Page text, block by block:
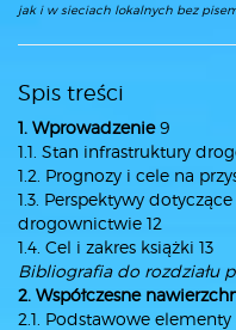
jak i w sieciach lokalnych bez
Spis treści
1. Wprowadzenie9
1.1. Stan infrastruktury
1.2. Prognozy i cele na
1.3. Perspektywy
drogownictwie 12
1.4. Cel i zakres książki 13
Bibliografia do rozdziału
2. Współczesne
2.1. Podstawowe